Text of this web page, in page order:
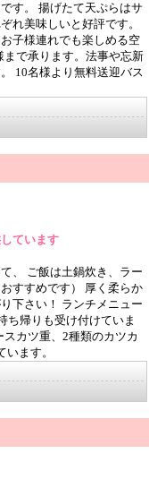
す。 揚げたて天ぷらはサ
れ美味しいと好評です。
子様連れでも楽しめる空
で承ります。法事や忘新
10名様より無料送迎バス
ています
、 ご飯は土鍋炊き、ラー
すすめです） 厚く柔らか
下さい！ ランチメニュー
ち帰りも受け付けていま
カツ重、2種類のカツカ
ます。